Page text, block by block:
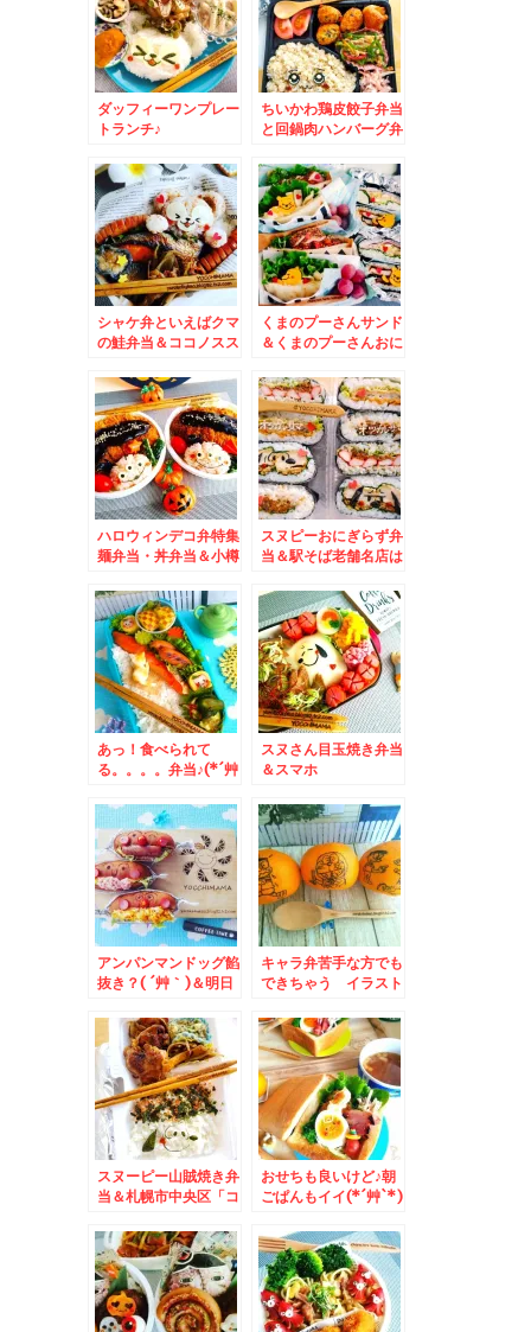
ダッフィーワンプレー
トランチ♪
ちいかわ鶏皮餃子弁当
と回鍋肉ハンバーグ弁
菜亭本店」さんの「わ
かめそば」「日替わり
定食牛カルビ丼」お肉
厚め(*´艸`*)
シャケ弁といえばクマ
の鮭弁当＆ココノスス
ば(*´艸`*)「燻製鯖寿
司」「照焼スモークチ
キン弁当」「燻製チャ
ーシュー弁当」
くまのプーさんサンド
＆くまのプーさんおに
ハロウィンデコ弁特集
麺弁当・丼弁当＆小樽
おふくろの味が美味し
い～♪「エビフライ」
「鶏レーバー煮」「平
天」
スヌピーおにぎらず弁
当＆駅そば老舗名店は
菜亭本店」さんのかけ
そばとお得弁当と手作
り格安デザート♪
あっ！食べられて
る。。。。弁当♪(*´艸
「食事処 三平」さん
の「八宝菜」テイクア
ウトもできます＾＾3
月から５０円値上げさ
れました～＾＾
スヌさん目玉焼き弁当
＆スマホ
時間は自分で作るもの
(*-ω-)
アンパンマンドッグ餡
抜き？( ´艸｀)＆明日
ださい。
キャラ弁苦手な方でも
できちゃう イラスト
しょう？？＆北海道で
の冬場の移動につい
て。
スヌーピー山賊焼き弁
当＆札幌市中央区「コ
ぐり」さんのちくわパ
ンとか♪
おせちも良いけど♪朝
ごぱんもイイ(*´艸`*)